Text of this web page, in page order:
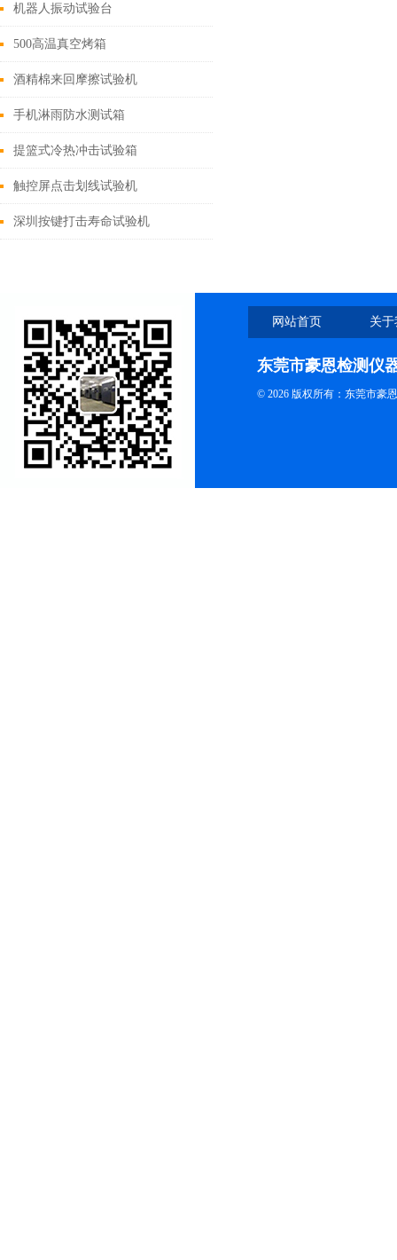
验箱
机器人振动试验台
500高温真空烤箱
酒精棉来回摩擦试验机
手机淋雨防水测试箱
提篮式冷热冲击试验箱
触控屏点击划线试验机
深圳按键打击寿命试验机
网站首页 关
东莞市豪恩检测仪
© 2026 版权所有：东莞市豪